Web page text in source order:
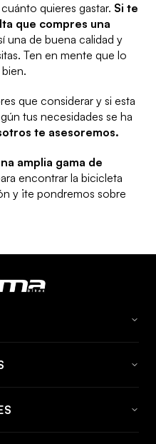
quieres gastar. Si te
que compres una
una de buena calidad y
Ten en mente que lo
que considerar y si esta
tus necesidades se ha
te asesoremos.
amplia gama de
encontrar la bicicleta
y ¡te pondremos sobre